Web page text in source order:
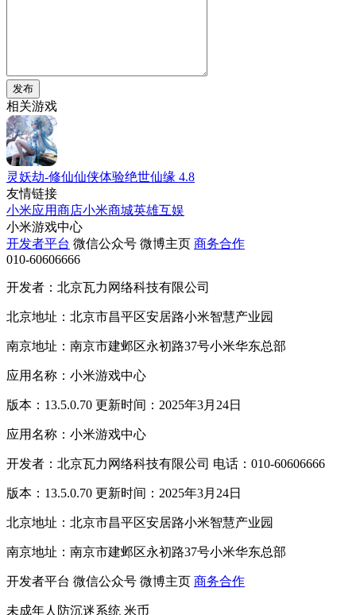
发布
相关游戏
灵妖劫-修仙仙侠体验绝世仙缘 4.8
友情链接
小米应用商店小米商城英雄互娱
小米游戏中心
开发者平台 微信公众号 微博主页 商务合作
010-60606666
开发者：北京瓦力网络科技有限公司
北京地址：北京市昌平区安居路小米智慧产业园
南京地址：南京市建邺区永初路37号小米华东总部
应用名称：小米游戏中心
版本：13.5.0.70 更新时间：2025年3月24日
应用名称：小米游戏中心
开发者：北京瓦力网络科技有限公司 电话：010-60606666
版本：13.5.0.70 更新时间：2025年3月24日
北京地址：北京市昌平区安居路小米智慧产业园
南京地址：南京市建邺区永初路37号小米华东总部
开发者平台 微信公众号 微博主页 商务合作
未成年人防沉迷系统 米币